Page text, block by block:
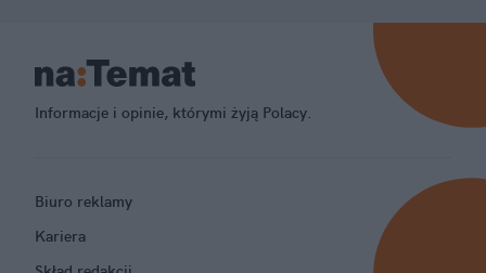
Informacje i opinie, którymi żyją Polacy.
Biuro reklamy
Kariera